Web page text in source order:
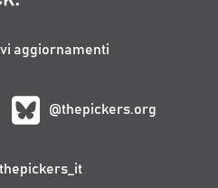
aggiornamenti
@thepickers.org